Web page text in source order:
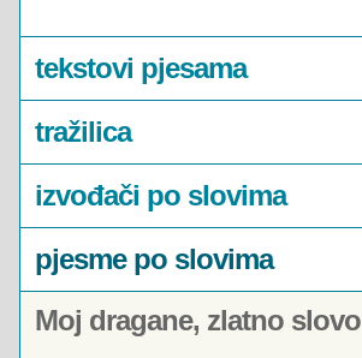
tekstovi pjesama
tražilica
izvođači po slovima
pjesme po slovima
Moj dragane, zlatno slovo